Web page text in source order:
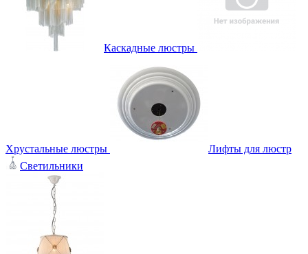
Каскадные люстры
Хрустальные люстры
Лифты для люстр
Светильники